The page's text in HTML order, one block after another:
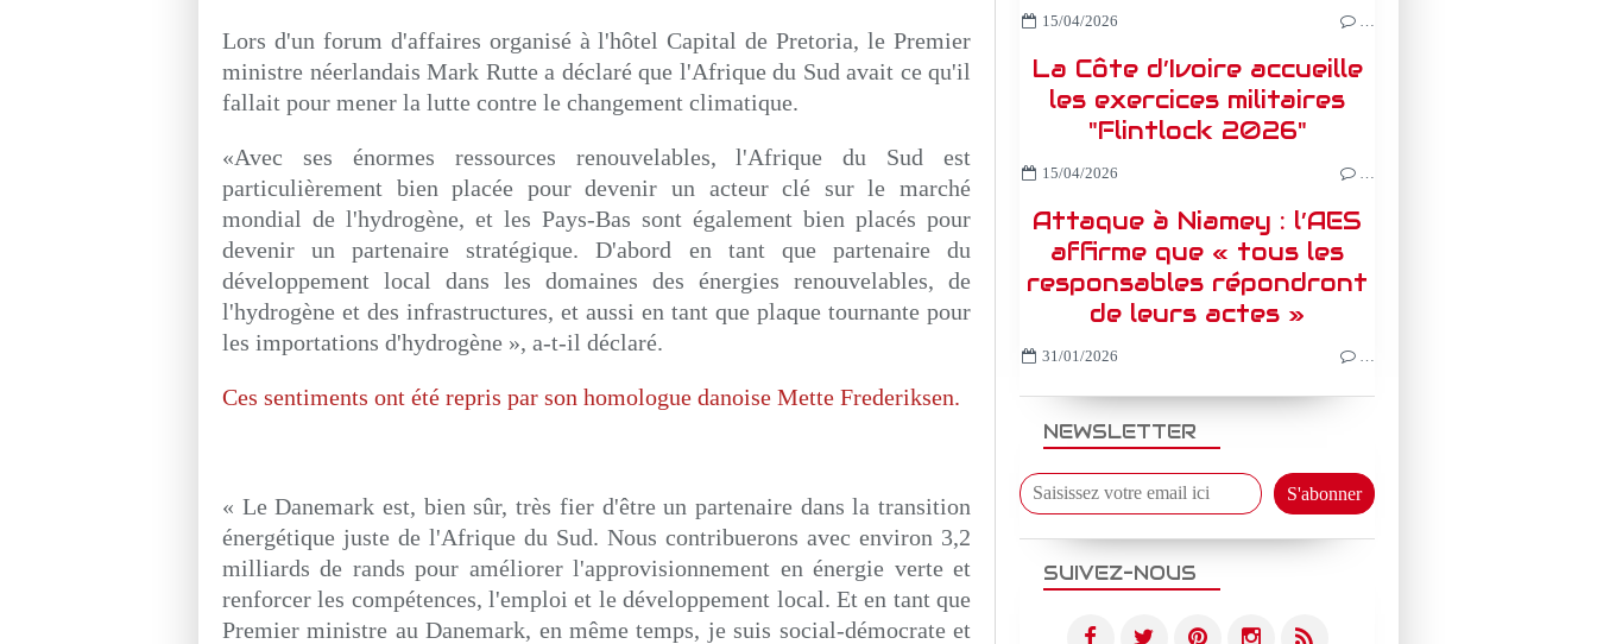
Lors d'un forum d'affaires organisé à l'hôtel Capital de Pretoria, le Premier
ministre néerlandais Mark Rutte a déclaré que l'Afrique du Sud avait ce qu'il
fallait pour mener la lutte contre le changement climatique.
«Avec ses énormes ressources renouvelables, l'Afrique du Sud est
particulièrement bien placée pour devenir un acteur clé sur le marché
mondial de l'hydrogène, et les Pays-Bas sont également bien placés pour
devenir un partenaire stratégique. D'abord en tant que partenaire du
développement local dans les domaines des énergies renouvelables, de
l'hydrogène et des infrastructures, et aussi en tant que plaque tournante pour
les importations d'hydrogène », a-t-il déclaré.
Ces sentiments ont été repris par son homologue danoise Mette Frederiksen.
« Le Danemark est, bien sûr, très fier d'être un partenaire dans la transition
énergétique juste de l'Afrique du Sud. Nous contribuerons avec environ 3,2
milliards de rands pour améliorer l'approvisionnement en énergie verte et
renforcer les compétences, l'emploi et le développement local. Et en tant que
Premier ministre au Danemark, en même temps, je suis social-démocrate et
NEWSLETTER
SUIVEZ-NOUS
15/04/2026 …
La Côte d’Ivoire accueille
les exercices militaires
"Flintlock 2026"
15/04/2026 …
Attaque à Niamey : l’AES
affirme que « tous les
responsables répondront
de leurs actes »
31/01/2026 …